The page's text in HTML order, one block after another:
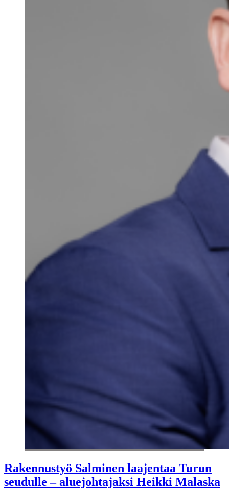
Rakennustyö Salminen laajentaa Turun
seudulle – aluejohtajaksi Heikki Malaska